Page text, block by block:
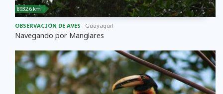
8932,6 km
OBSERVACIÓN DE AVES Guayaquil
Navegando por Manglares